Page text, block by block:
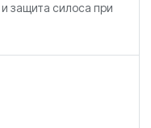
защита силоса при